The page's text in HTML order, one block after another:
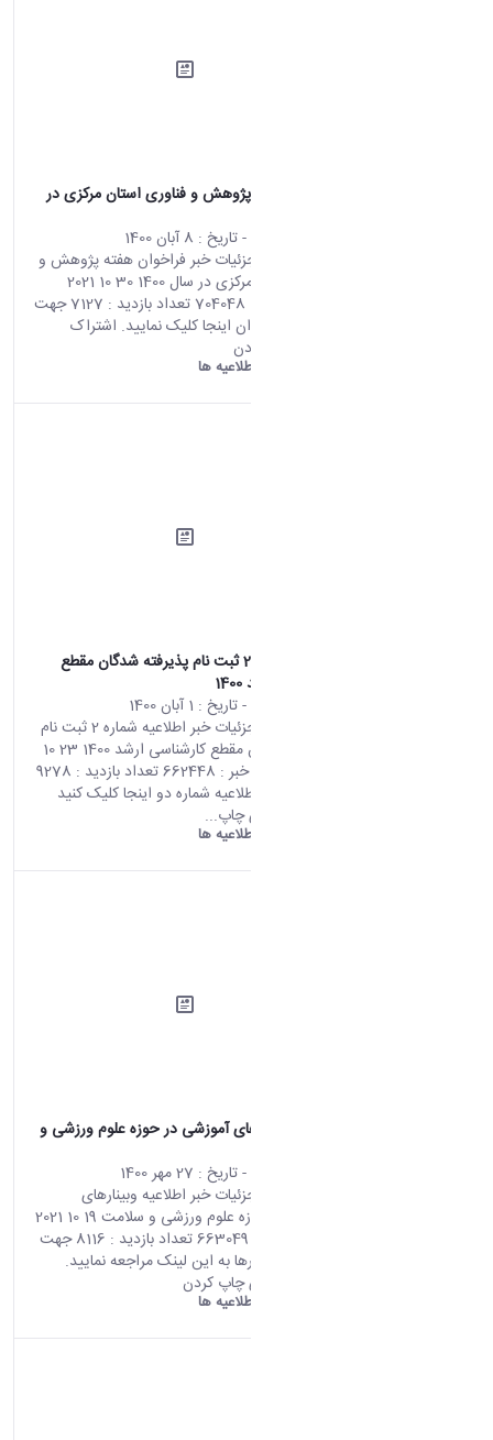
فراخوان هفته پژوهش و فناوری استان مرکزی در
- تاریخ : 8 آبان 1400
صفحه اصلی جزئیات خبر فراخوان هفته پژوهش و
فناوری استان مرکزی در سال 1400 30 10 2021
10:56 کد خبر : 704048 تعداد بازدید : 7127 جهت
مشاهده فراخوان اینجا کلیک نمایید. اشتراک
گذاری چاپ کردن
اطلاعیه ها
اطلاعیه شماره 2 ثبت نام پذیرفته شدگان مقطع
کارشناسی ارشد 1400
- تاریخ : 1 آبان 1400
صفحه اصلی جزئیات خبر اطلاعیه شماره 2 ثبت نام
پذیرفته شدگان مقطع کارشناسی ارشد 1400 23 10
2021 11:44 کد خبر : 662448 تعداد بازدید : 9278
برای دریافت اطلاعیه شماره دو اینجا کلیک کنید
اشتراک گذاری چاپ...
اطلاعیه ها
اطلاعیه وبینارهای آموزشی در حوزه علوم ورزشی و
- تاریخ : 27 مهر 1400
صفحه اصلی جزئیات خبر اطلاعیه وبینارهای
آموزشی در حوزه علوم ورزشی و سلامت 19 10 2021
10:18 کد خبر : 663049 تعداد بازدید : 8116 جهت
شرکت در وبینارها به این لینک مراجعه نمایید.
اشتراک گذاری چاپ کردن
اطلاعیه ها